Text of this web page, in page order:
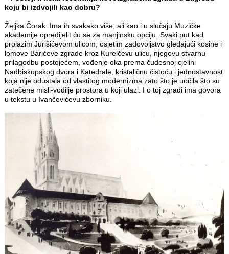
koju bi izdvojili kao dobru?
Željka Čorak: Ima ih svakako više, ali kao i u slučaju Muzičke
akademije opredijelit ću se za manjinsku opciju. Svaki put kad
prolazim Jurišićevom ulicom, osjetim zadovoljstvo gledajući kosine i
lomove Barićeve zgrade kroz Kurelčevu ulicu, njegovu stvarnu
prilagodbu postojećem, vođenje oka prema čudesnoj cjelini
Nadbiskupskog dvora i Katedrale, kristaličnu čistoću i jednostavnost
koja nije odustala od vlastitog modernizma zato što je uočila što su
zatečene misli-vodilje prostora u koji ulazi. I o toj zgradi ima govora
u tekstu u Ivančevićevu zborniku.